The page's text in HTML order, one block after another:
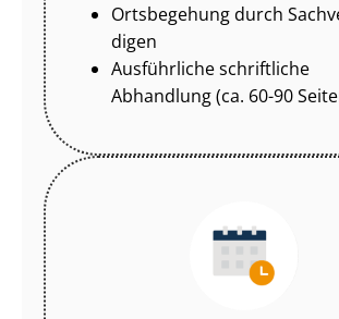
Ortsbegehung durch
di­gen
Ausführliche schriftliche
Abhandlung (ca. 60-90